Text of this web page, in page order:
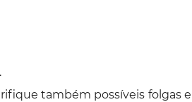
também possíveis folgas